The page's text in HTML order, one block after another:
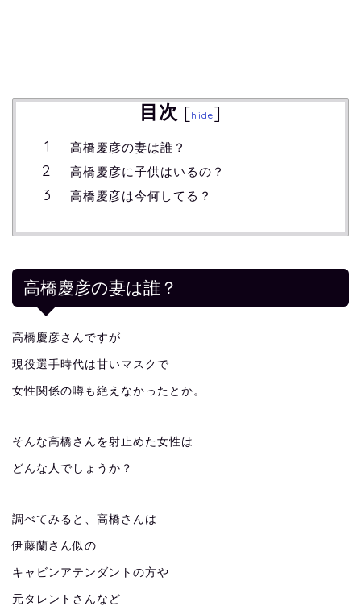
目次 [hide]
高橋慶彦の妻は誰？
高橋慶彦に子供はいるの？
高橋慶彦は今何してる？
高橋慶彦の妻は誰？
高橋慶彦さんですが
現役選手時代は甘いマスクで
女性関係の噂も絶えなかったとか。
そんな高橋さんを射止めた女性は
どんな人でしょうか？
調べてみると、高橋さんは
伊藤蘭さん似の
キャビンアテンダントの方や
元タレントさんなど